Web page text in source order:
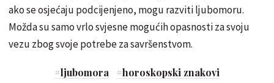
ako se osjećaju podcijenjeno, mogu razviti ljubomoru.
Možda su samo vrlo svjesne mogućih opasnosti za svoju
vezu zbog svoje potrebe za savršenstvom.
#ljubomora #horoskopski znakovi